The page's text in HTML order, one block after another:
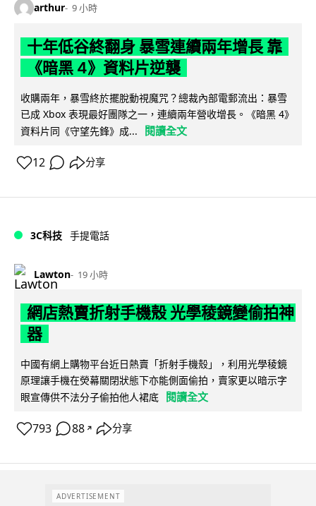
arthur 9 小時
十年低谷終翻身 暴雪連續兩年增長 靠
《暗黑 4》資料片逆襲
收購兩年，暴雪終於擺脫動視魔咒？總裁內部電郵流出：暴雪
已成 Xbox 表現最好團隊之一，連續兩年營收增長。《暗黑 4》
資料片同《守望先鋒》成...
閱讀全文
12 分享
3C科技 手提電話
Lawton 19 小時
網店熱賣折射手機殼 光學稜鏡變偷拍神
器
中國有網上購物平台近日熱賣「折射手機殼」，利用光學稜鏡
原理讓手機在熒幕關閉狀態下亦能側面偷拍，賣家更以暗示字
眼宣傳供不法分子偷拍他人裙底
閱讀全文
793 88 ↗ 分享
ADVERTISEMENT